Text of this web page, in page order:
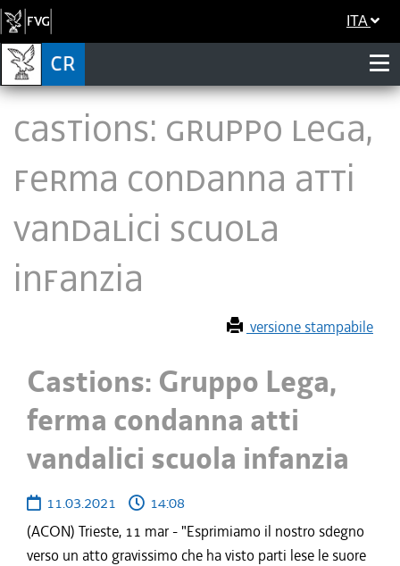
ITA
Castions: Gruppo Lega,
ferma condanna atti
vandalici scuola
infanzia
versione stampabile
Castions: Gruppo Lega,
ferma condanna atti
vandalici scuola infanzia
11.03.2021
14:08
(ACON) Trieste, 11 mar - "Esprimiamo il nostro sdegno
verso un atto gravissimo che ha visto parti lese le suore